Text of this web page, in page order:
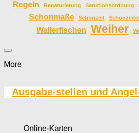
Regeln
Renaturierung Sanktionsordnung
Schonmaße Schonzeit
Wallerfischen Weiher
More
Ausgabe-stellen und
Online-Karten